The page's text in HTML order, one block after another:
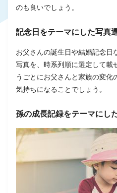
のも良いでしょう。
記念日をテーマにした写真
お父さんの誕生日や結婚記念日
写真を、時系列順に選定して載
うごとにお父さんと家族の変化
気持ちになることでしょう。
孫の成長記録をテーマにし